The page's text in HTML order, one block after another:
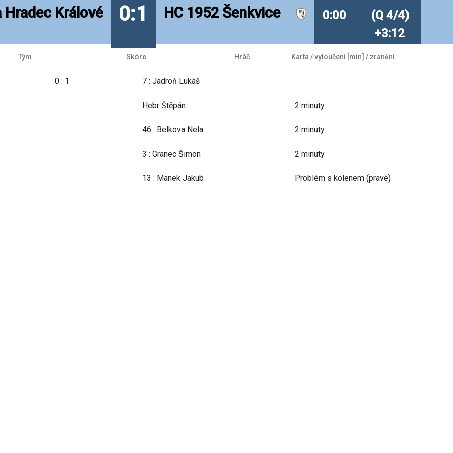
Hradec Králové 0:1 HC 1952 Šenkvice 0:00
(Q 4/4)
+3:12
Tým Skóre Hráč Karta / vyloučení [min] / zranění
0 : 1 7 : Jadroň Lukáš
Hebr Štěpán 2minuty
46 : Belkova Nela 2minuty
3 : Granec Šimon 2minuty
13 : Manek Jakub Problém s kolenem (prave)